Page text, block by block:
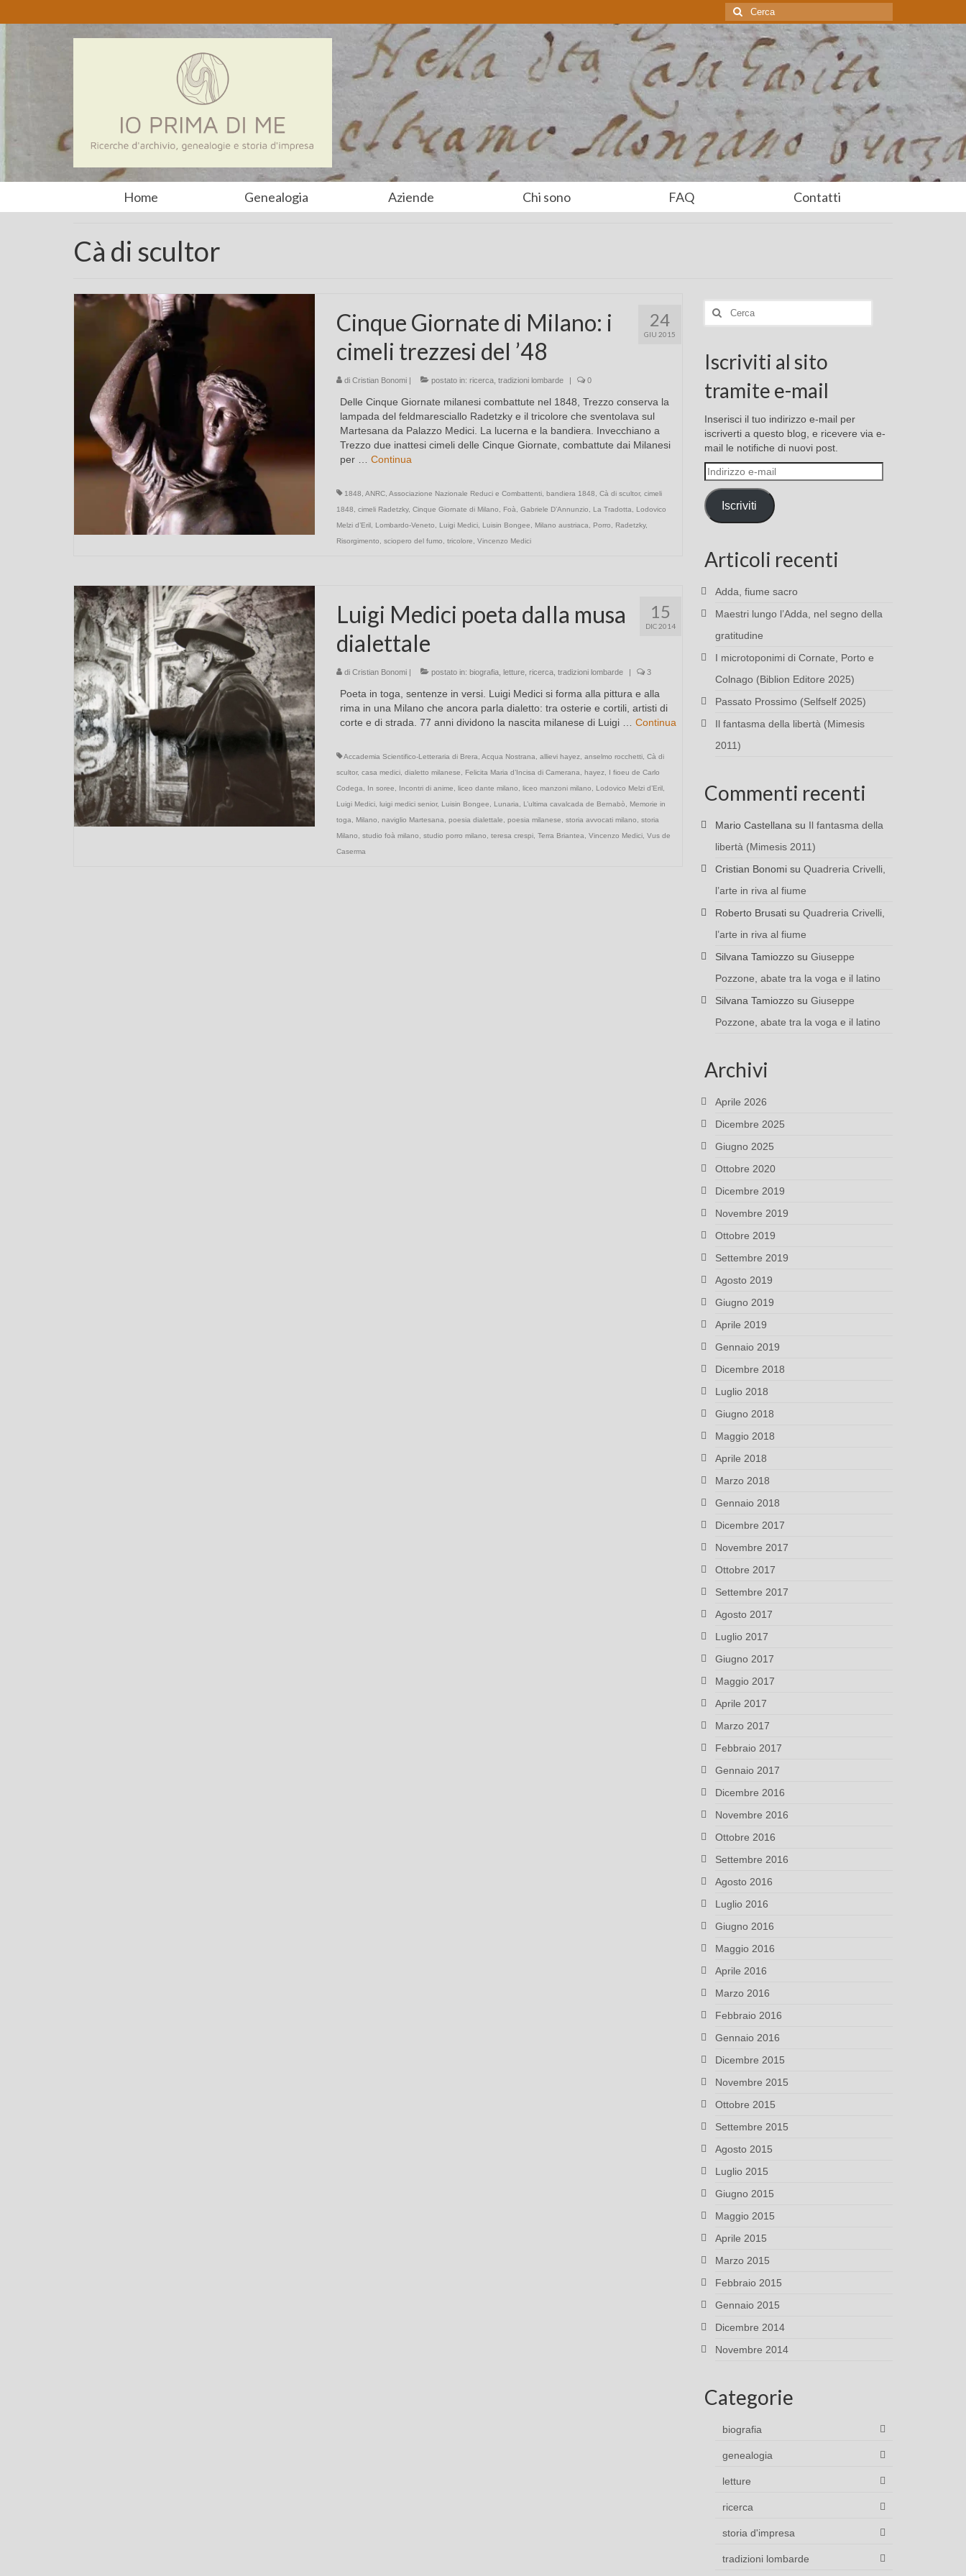
Cerca:
Home Genealogia Aziende Chi sono FAQ Contatti
Cà di scultor
24
GIU 2015
Cinque Giornate di Milano: i
cimeli trezzesi del ’48
di Cristian Bonomi| postato in: ricerca, tradizioni lombarde | 0
Delle Cinque Giornate milanesi combattute nel 1848, Trezzo conserva la
lampada del feldmaresciallo Radetzky e il tricolore che sventolava sul
Martesana da Palazzo Medici. La lucerna e la bandiera. Invecchiano a
Trezzo due inattesi cimeli delle Cinque Giornate, combattute dai Milanesi
per … Continua
1848 ANRC, Associazione Nazionale Reduci e Combattenti, bandiera 1848 Cà di scultor, cimeli
1848
cimeli Radetzky, Cinque Giornate di Milano Foà Gabriele D’Annunzio La Tradotta
Lodovico
Melzi d’Eril, Lombardo-Veneto Luigi Medici, Luisin Bongee Milano austriaca Porro Radetzky,
Risorgimento
sciopero del fumo tricolore Vincenzo Medici
15
DIC 2014
Luigi Medici poeta dalla musa
dialettale
di Cristian Bonomi| postato in: biografia, letture, ricerca, tradizioni lombarde | 3
Poeta in toga, sentenze in versi. Luigi Medici si forma alla pittura e alla
rima in una Milano che ancora parla dialetto: tra osterie e cortili, artisti di
corte e di strada. 77 anni dividono la nascita milanese di Luigi … Continua
Accademia Scientifico-Letteraria di Brera Acqua Nostrana allievi hayez, anselmo rocchetti, Cà di
scultor, casa medici, dialetto milanese Felicita Maria d’Incisa di Camerana hayez,
I fioeu de Carlo
Codega
In soree Incontri di anime liceo dante milano liceo manzoni milano Lodovico Melzi d’Eril,
Luigi Medici, luigi medici senior, Luisin Bongee Lunaria L’ultima cavalcada de Bernabò
Memorie in
toga
Milano naviglio Martesana poesia dialettale poesia milanese storia avvocati milano
storia
Milano
studio foà milano studio porro milano teresa crespi, Terra Briantea Vincenzo Medici, Vus de
Caserma
Cerca:
Iscriviti al sito
tramite e-mail
Inserisci il tuo indirizzo e-mail per
iscriverti a questo blog, e ricevere via e-
mail le notifiche di nuovi post.
Indirizzo
e-
mail
Iscriviti
Articoli recenti
Adda, fiume sacro
Maestri lungo l’Adda, nel segno della
gratitudine
I microtoponimi di Cornate, Porto e
Colnago (Biblion Editore 2025)
Passato Prossimo (Selfself 2025)
Il fantasma della libertà (Mimesis
2011)
Commenti recenti
Mario Castellana su Il fantasma della
libertà (Mimesis 2011)
Cristian Bonomisu Quadreria Crivelli,
l’arte in riva al fiume
Roberto Brusatisu Quadreria Crivelli,
l’arte in riva al fiume
Silvana Tamiozzosu Giuseppe
Pozzone, abate tra la voga e il latino
Silvana Tamiozzosu Giuseppe
Pozzone, abate tra la voga e il latino
Archivi
Aprile 2026
Dicembre 2025
Giugno 2025
Ottobre 2020
Dicembre 2019
Novembre 2019
Ottobre 2019
Settembre 2019
Agosto 2019
Giugno 2019
Aprile 2019
Gennaio 2019
Dicembre 2018
Luglio 2018
Giugno 2018
Maggio 2018
Aprile 2018
Marzo 2018
Gennaio 2018
Dicembre 2017
Novembre 2017
Ottobre 2017
Settembre 2017
Agosto 2017
Luglio 2017
Giugno 2017
Maggio 2017
Aprile 2017
Marzo 2017
Febbraio 2017
Gennaio 2017
Dicembre 2016
Novembre 2016
Ottobre 2016
Settembre 2016
Agosto 2016
Luglio 2016
Giugno 2016
Maggio 2016
Aprile 2016
Marzo 2016
Febbraio 2016
Gennaio 2016
Dicembre 2015
Novembre 2015
Ottobre 2015
Settembre 2015
Agosto 2015
Luglio 2015
Giugno 2015
Maggio 2015
Aprile 2015
Marzo 2015
Febbraio 2015
Gennaio 2015
Dicembre 2014
Novembre 2014
Categorie
biografia
genealogia
letture
ricerca
storia d'impresa
tradizioni lombarde